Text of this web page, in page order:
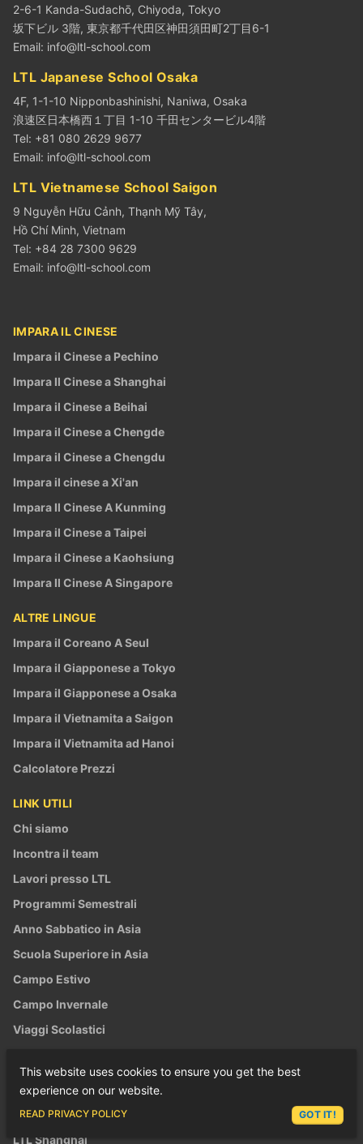
2-6-1 Kanda-Sudachō, Chiyoda, Tokyo
坂下ビル 3階, 東京都千代田区神田須田町2丁目6-1
Email: info@ltl-school.com
LTL Japanese School Osaka
4F, 1-1-10 Nipponbashinishi, Naniwa, Osaka
浪速区日本橋西１丁目 1-10 千田センタービル4階
Tel: +81 080 2629 9677
Email: info@ltl-school.com
LTL Vietnamese School Saigon
9 Nguyễn Hữu Cảnh, Thạnh Mỹ Tây,
Hồ Chí Minh, Vietnam
Tel: +84 28 7300 9629
Email: info@ltl-school.com
IMPARA IL CINESE
Impara il Cinese a Pechino
Impara Il Cinese a Shanghai
Impara il Cinese a Beihai
Impara il Cinese a Chengde
Impara il Cinese a Chengdu
Impara il cinese a Xi'an
Impara Il Cinese A Kunming
Impara il Cinese a Taipei
Impara il Cinese a Kaohsiung
Impara Il Cinese A Singapore
ALTRE LINGUE
Impara il Coreano A Seul
Impara il Giapponese a Tokyo
Impara il Giapponese a Osaka
Impara il Vietnamita a Saigon
Impara il Vietnamita ad Hanoi
Calcolatore Prezzi
LINK UTILI
Chi siamo
Incontra il team
Lavori presso LTL
Programmi Semestrali
Anno Sabbatico in Asia
Scuola Superiore in Asia
Campo Estivo
Campo Invernale
Viaggi Scolastici
LTL Blog
LTL ON GOOGLE
LTL Shanghai
This website uses cookies to ensure you get the best
experience on our website.
READ PRIVACY POLICY GOT IT!
ASK LEX